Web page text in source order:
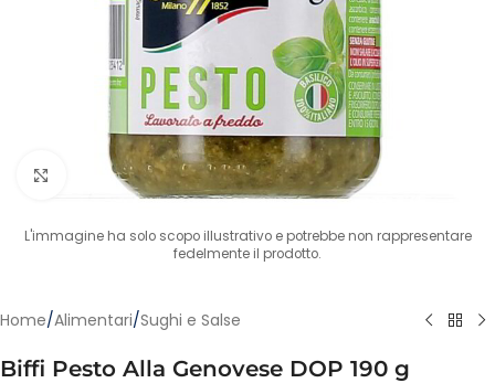
Clicca per ingrandire
L'immagine ha solo scopo illustrativo e potrebbe non rappresentare
fedelmente il prodotto.
Home/Alimentari/Sughi e Salse
Biffi Pesto Alla Genovese DOP 190 g